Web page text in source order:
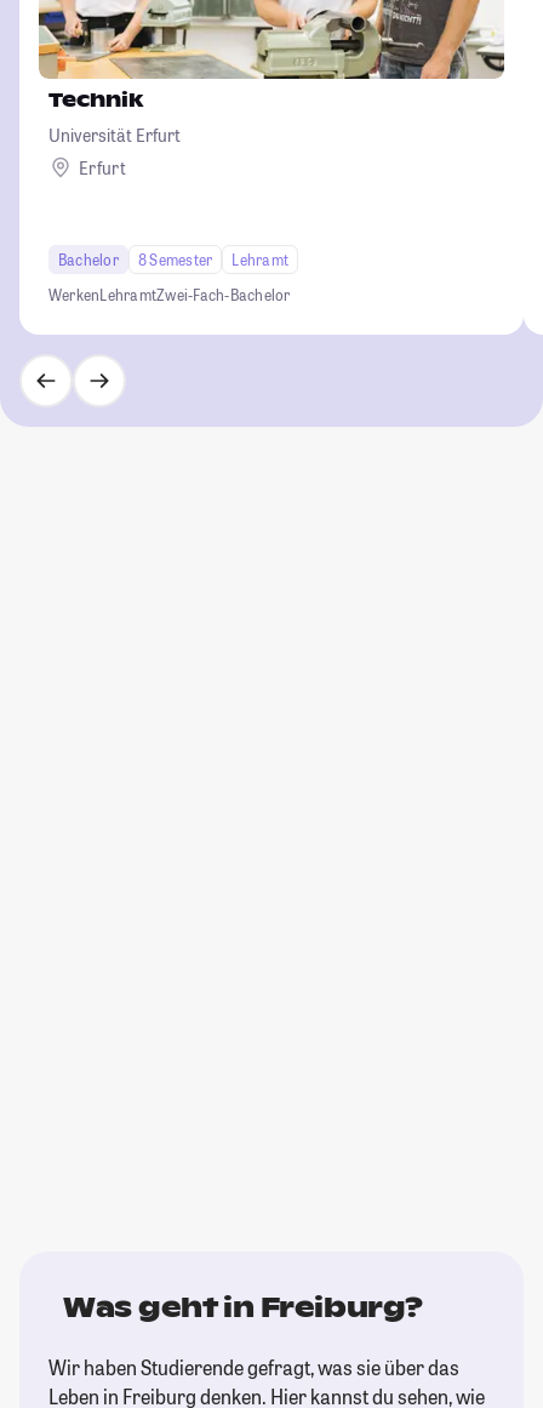
Technik
Universität Erfurt
Erfurt
Bachelor 8 Semester
Lehramt
WerkenLehramtZwei-Fach-Bachelor
Was geht in Freiburg?
Wir haben Studierende gefragt, was sie über das
Leben in Freiburg denken. Hier kannst du sehen, wie